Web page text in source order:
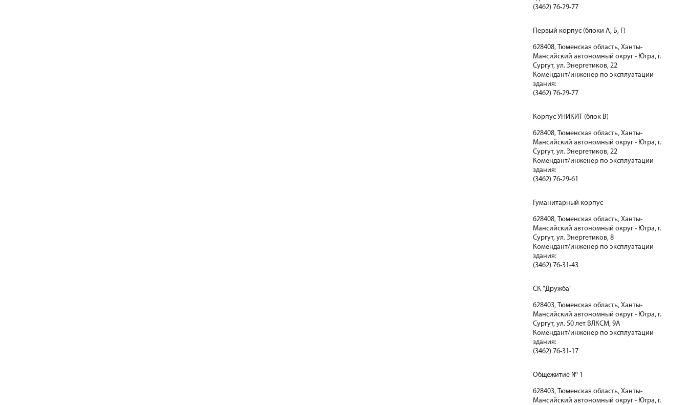
(3462) 76-29-77
Первый корпус (блоки А, Б, Г)
628408, Тюменская область, Ханты-
Мансийский автономный округ - Югра, г.
Сургут, ул. Энергетиков, 22
Комендант/инженер по эксплуатации
здания:
(3462) 76-29-77
Корпус УНИКИТ (блок В)
628408, Тюменская область, Ханты-
Мансийский автономный округ - Югра, г.
Сургут, ул. Энергетиков, 22
Комендант/инженер по эксплуатации
здания:
(3462) 76-29-61
Гуманитарный корпус
628408, Тюменская область, Ханты-
Мансийский автономный округ - Югра, г.
Сургут, ул. Энергетиков, 8
Комендант/инженер по эксплуатации
здания:
(3462) 76-31-43
СК "Дружба"
628403, Тюменская область, Ханты-
Мансийский автономный округ - Югра, г.
Сургут, ул. 50 лет ВЛКСМ, 9А
Комендант/инженер по эксплуатации
здания:
(3462) 76-31-17
Общежитие № 1
628403, Тюменская область, Ханты-
Мансийский автономный округ - Югра, г.